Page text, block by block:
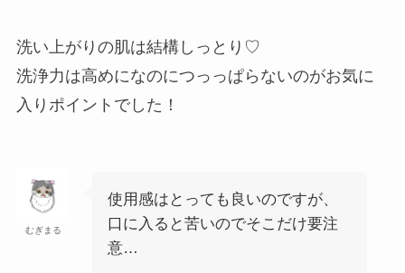
洗い上がりの肌は結構しっとり♡
洗浄力は高めになのにつっっぱらないのがお気に
入りポイントでした！
むぎまる
使用感はとっても良いのですが、
口に入ると苦いのでそこだけ要注
意…